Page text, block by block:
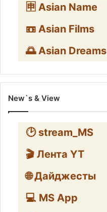
🈸 Asian Name
📼 Asian Films
🌅 Asian Dreams
New`s & View
🕑 stream_MS
🎬 Лента YT
🌐 Дайджесты
💻 MS App